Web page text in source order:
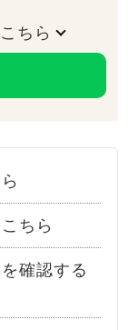
ちら
ちら
確認する